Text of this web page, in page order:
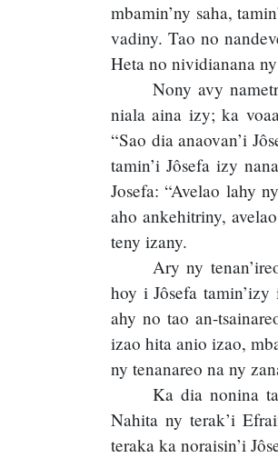
mbamin’ny saha,
vadiny. Tao no
Heta no nividianana
Nony avy
niala aina izy; ka
“Sao dia anaovan’i
tamin’i Jôsefa izy
Josefa: “Avelao lahy
aho ankehitriny,
teny izany.
Ary ny
hoy i Jôsefa
ahy no tao an-
izao hita anio izao,
ny tenanareo na ny
Ka dia nonina
Nahita ny terak’i
teraka ka noraisin’i